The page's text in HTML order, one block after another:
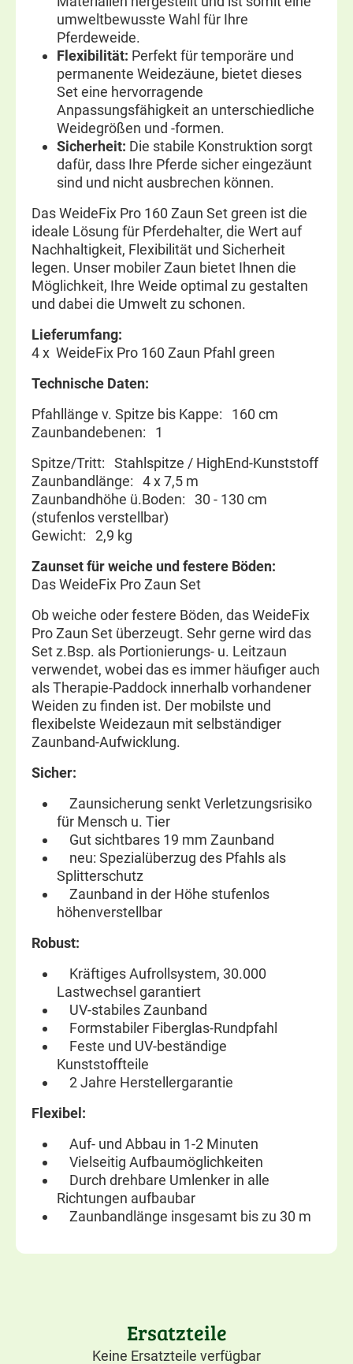
umweltbewusste Wahl für Ihre
Pferdeweide.
Flexibilität: Perfekt für temporäre und
permanente Weidezäune, bietet dieses
Set eine hervorragende
Anpassungsfähigkeit an unterschiedliche
Weidegrößen und -formen.
Sicherheit: Die stabile Konstruktion sorgt
dafür, dass Ihre Pferde sicher eingezäunt
sind und nicht ausbrechen können.
Das WeideFix Pro 160 Zaun Set green ist die
ideale Lösung für Pferdehalter, die Wert auf
Nachhaltigkeit, Flexibilität und Sicherheit
legen. Unser mobiler Zaun bietet Ihnen die
Möglichkeit, Ihre Weide optimal zu gestalten
und dabei die Umwelt zu schonen.
Lieferumfang:
4 x WeideFix Pro 160 Zaun Pfahl green
Technische Daten:
Pfahllänge v. Spitze bis Kappe: 160 cm
Zaunbandebenen: 1
Spitze/Tritt: Stahlspitze / HighEnd-Kunststoff
Zaunbandlänge: 4 x 7,5 m
Zaunbandhöhe ü.Boden: 30 - 130 cm
(stufenlos verstellbar)
Gewicht: 2,9 kg
Zaunset für weiche und festere Böden:
Das WeideFix Pro Zaun Set
Ob weiche oder festere Böden, das WeideFix
Pro Zaun Set überzeugt. Sehr gerne wird das
Set z.Bsp. als Portionierungs- u. Leitzaun
verwendet, wobei das es immer häufiger auch
als Therapie-Paddock innerhalb vorhandener
Weiden zu finden ist. Der mobilste und
flexibelste Weidezaun mit selbständiger
Zaunband-Aufwicklung.
Sicher:
Zaunsicherung senkt Verletzungsrisiko
für Mensch u. Tier
Gut sichtbares 19 mm Zaunband
neu: Spezialüberzug des Pfahls als
Splitterschutz
Zaunband in der Höhe stufenlos
höhenverstellbar
Robust:
Kräftiges Aufrollsystem, 30.000
Lastwechsel garantiert
UV-stabiles Zaunband
Formstabiler Fiberglas-Rundpfahl
Feste und UV-beständige
Kunststoffteile
2 Jahre Herstellergarantie
Flexibel:
Auf- und Abbau in 1-2 Minuten
Vielseitig Aufbaumöglichkeiten
Durch drehbare Umlenker in alle
Richtungen aufbaubar
Zaunbandlänge insgesamt bis zu 30 m
Ersatzteile
Keine Ersatzteile verfügbar